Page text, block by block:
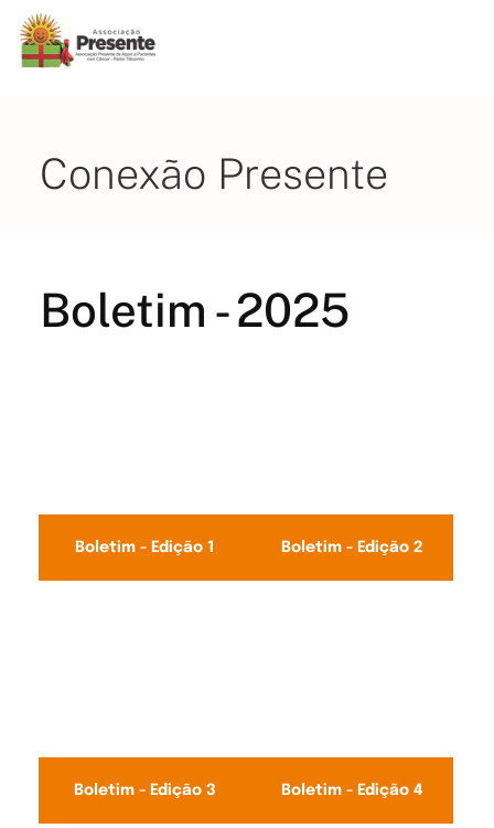
Conexão Presente
Boletim - Edição 1 Boletim - Edição 2
Boletim - Edição 3 Boletim - Edição 4
Boletim - 2025